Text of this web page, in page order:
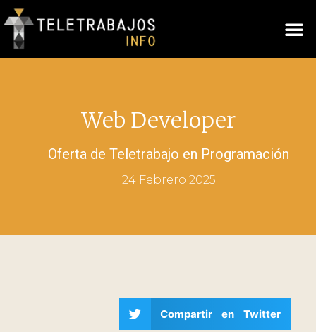
Web Developer
Oferta de Teletrabajo en Programación
24 Febrero 2025
Compartir en Twitter